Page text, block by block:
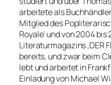
arbeitete als
Mitglied des
Royale‘ und von 2004
Literaturmagazins ‚DER
bereits, und zwar beim
lebt und arbeitet in
Einladung von Michael